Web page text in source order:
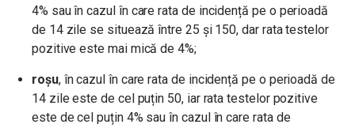
4% sau în cazul în care rata de incidență pe o perioadă
de 14 zile se situează între 25 și 150, dar rata testelor
pozitive este mai mică de 4%;
roșu, în cazul în care rata de incidență pe o perioadă de
14 zile este de cel puțin 50, iar rata testelor pozitive
este de cel puțin 4% sau în cazul în care rata de